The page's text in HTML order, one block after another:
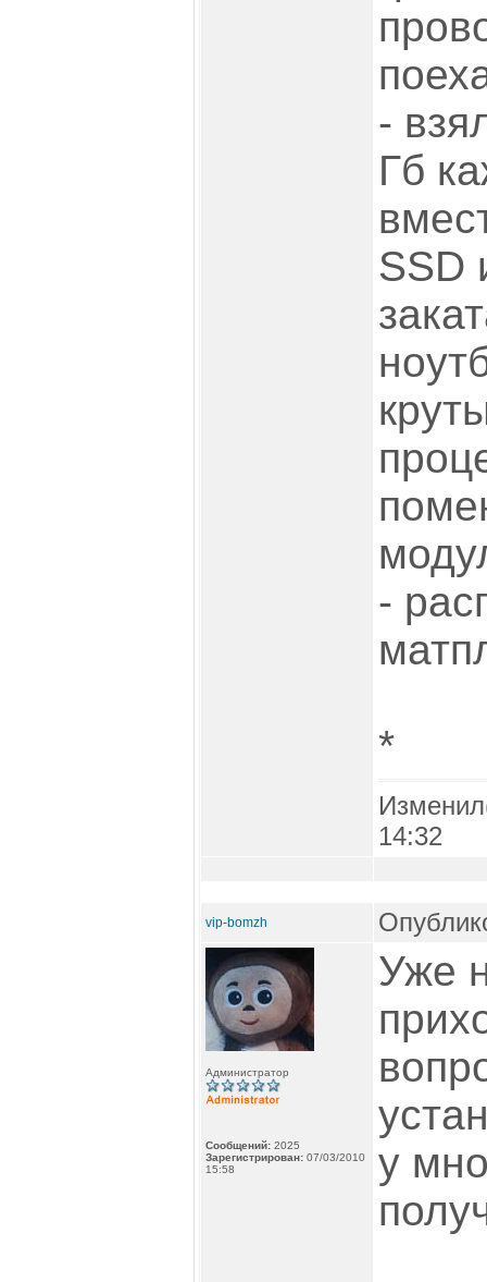
-
Гб
SSD
-
*
14:32
vip-bomzh
Администратор
Сообщений: 2025
Зарегистрирован: 07/03/2010
15:58
Уже
у